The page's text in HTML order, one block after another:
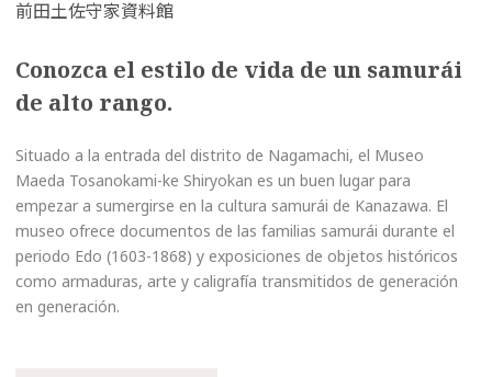
Conozca el estilo de vida de un samurái
de alto rango.
Situado a la entrada del distrito de Nagamachi, el Museo
Maeda Tosanokami-ke Shiryokan es un buen lugar para
empezar a sumergirse en la cultura samurái de Kanazawa. El
museo ofrece documentos de las familias samurái durante el
periodo Edo (1603-1868) y exposiciones de objetos históricos
como armaduras, arte y caligrafía transmitidos de generación
en generación.